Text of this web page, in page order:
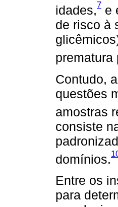
idades,7 e
de risco à
prematura
Contudo,
questões
amostras
consiste
domínios.
Entre os
para